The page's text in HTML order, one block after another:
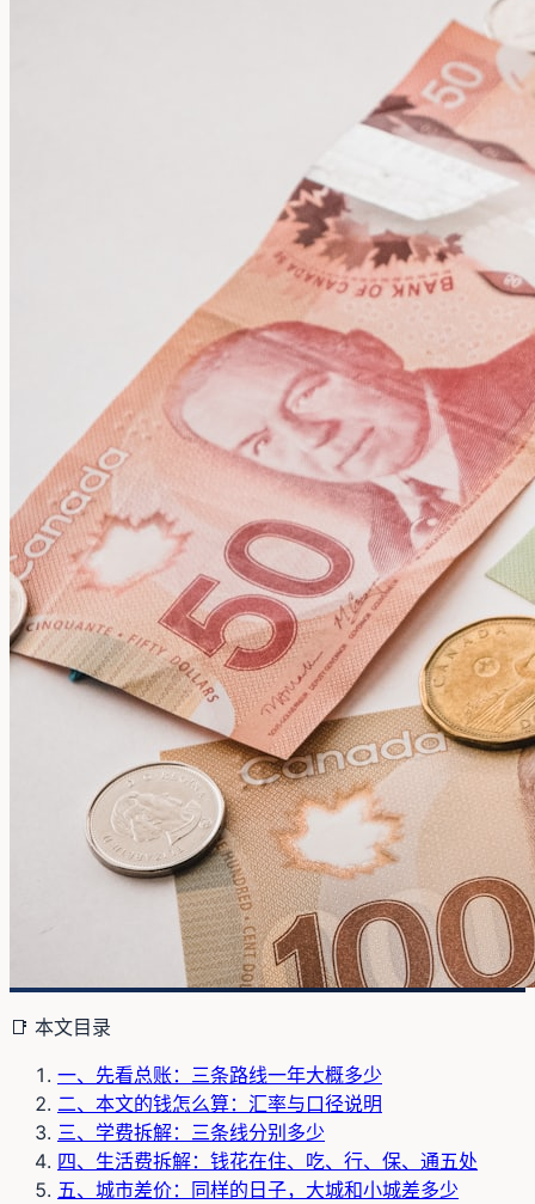
📑 本文目录
一、先看总账：三条路线一年大概多少
二、本文的钱怎么算：汇率与口径说明
三、学费拆解：三条线分别多少
四、生活费拆解：钱花在住、吃、行、保、通五处
五、城市差价：同样的日子，大城和小城差多少